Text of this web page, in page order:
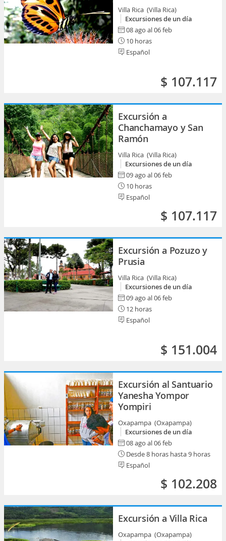
Villa Rica (Villa Rica)
Excursiones de un día
08 ago al 06 feb
10 horas
Español
$ 107.117
Excursión a
Chanchamayo y San
Ramón
Villa Rica (Villa Rica)
Excursiones de un día
09 ago al 06 feb
10 horas
Español
$ 107.117
Excursión a Pozuzo y
Prusia
Villa Rica (Villa Rica)
Excursiones de un día
09 ago al 06 feb
12 horas
Español
$ 151.004
Excursión al Santuario
Yanesha Yompor
Yompiri
Oxapampa (Oxapampa)
Excursiones de un día
08 ago al 06 feb
Desde 8 horas hasta 9 horas
Español
$ 102.208
Excursión a Villa Rica
Oxapampa (Oxapampa)